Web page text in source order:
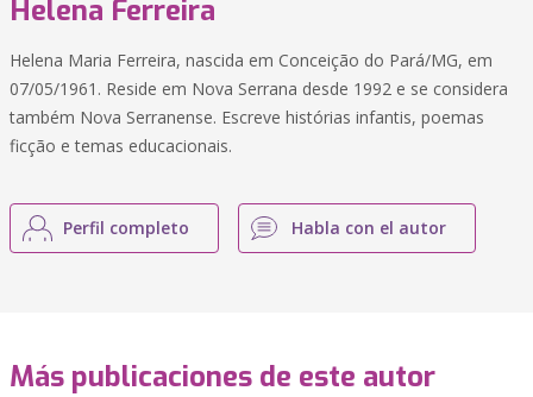
Helena Ferreira
Helena Maria Ferreira, nascida em Conceição do Pará/MG, em
07/05/1961. Reside em Nova Serrana desde 1992 e se considera
também Nova Serranense. Escreve histórias infantis, poemas
ficção e temas educacionais.
Perfil completo Habla con el autor
Más publicaciones de este autor